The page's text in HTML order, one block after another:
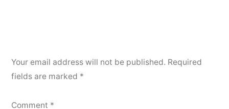
Your email address will not be published. Required
fields are marked *
Comment *